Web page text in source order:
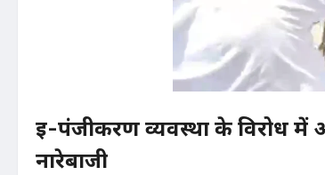
ई-पंजीकरण व्यवस्था के विरोध में
नारेबाजी